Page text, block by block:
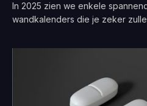
In 2025 zien we enkele
wandkalenders die je zeker